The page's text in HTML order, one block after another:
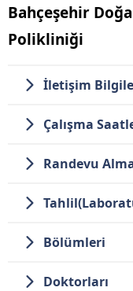
Bahçeşehir
Polikliniği
İletişim
Çalışma
Randevu
Bölümleri
Doktorları